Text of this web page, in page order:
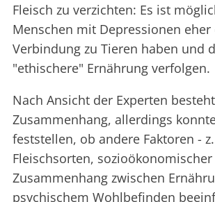
Fleisch zu verzichten: Es ist
Menschen mit Depressionen eher
Verbindung zu Tieren haben und
"ethischere" Ernährung verfolgen.
Nach Ansicht der Experten
Zusammenhang, allerdings
feststellen, ob andere Faktoren -
Fleischsorten, sozioökonomischer
Zusammenhang zwischen
psychischem Wohlbefinden